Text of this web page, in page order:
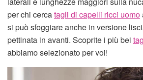
per chi cercatagli di capelli ricci uomo
si può sfoggiare anche in versione
pettinata in avanti. Scoprite i più bei
abbiamo selezionato per voi!